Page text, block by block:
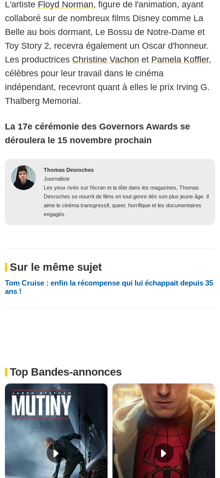
L'artiste Floyd Norman, figure de l'animation, ayant
collaboré sur de nombreux films Disney comme La
Belle au bois dormant, Le Bossu de Notre-Dame et
Toy Story 2, recevra également un Oscar d'honneur.
Les productrices Christine Vachon et Pamela Koffler,
célèbres pour leur travail dans le cinéma
indépendant, recevront quant à elles le prix Irving G.
Thalberg Memorial.
La 17e cérémonie des Governors Awards se
déroulera le 15 novembre prochain
Thomas Desroches
Journaliste
Les yeux rivés sur l’écran et la tête dans les magazines, Thomas
Desroches se nourrit de films en tout genre dès son plus jeune âge. Il
aime le cinéma transgressif, queer, horrifique et les documentaires
engagés.
Sur le même sujet
Tom Cruise : enfin la récompense qui lui échappait depuis 35
ans !
Top Bandes-annonces